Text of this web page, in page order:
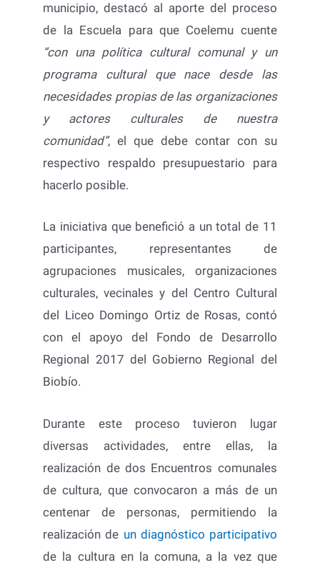
municipio, destacó al aporte del proceso
de la Escuela para que Coelemu cuente
“con una política cultural comunal y un
programa cultural que nace desde las
necesidades propias de las organizaciones
y actores culturales de nuestra
comunidad”, el que debe contar con su
respectivo respaldo presupuestario para
hacerlo posible.
La iniciativa que benefició a un total de 11
participantes, representantes de
agrupaciones musicales, organizaciones
culturales, vecinales y del Centro Cultural
del Liceo Domingo Ortiz de Rosas, contó
con el apoyo del Fondo de Desarrollo
Regional 2017 del Gobierno Regional del
Biobío.
Durante este proceso tuvieron lugar
diversas actividades, entre ellas, la
realización de dos Encuentros comunales
de cultura, que convocaron a más de un
centenar de personas, permitiendo la
realización de un diagnóstico participativo
de la cultura en la comuna, a la vez que